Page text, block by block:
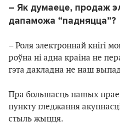
– Як думаеце, продаж
дапаможа “падняцца”?
– Роля электроннай кнігі
роўна ні адна краіна не
гэта дакладна не наш
Пра большасць нашых
пункту гледжання
стыль жыцця.